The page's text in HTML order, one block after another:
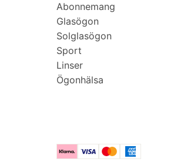
Abonnemang
Glasögon
Solglasögon
Sport
Linser
Ögonhälsa
KlarnaVisa MastercardAmerican Express